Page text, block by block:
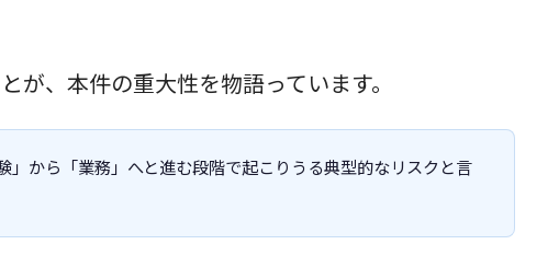
が、本件の重大性を物語っています。
から「業務」へと進む段階で起こりうる典型的なリスクと言